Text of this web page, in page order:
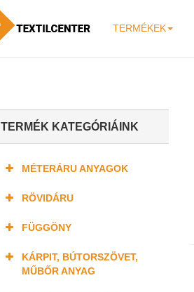
TERMÉKEK
TERMÉK KATEGÓRIÁINK
MÉTERÁRU ANYAGOK
RÖVIDÁRU
FÜGGÖNY
KÁRPIT, BÚTORSZÖVET,
MŰBŐR ANYAG